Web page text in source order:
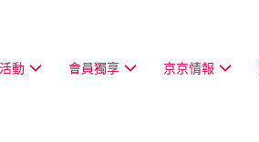
動 會員獨享 京京情報